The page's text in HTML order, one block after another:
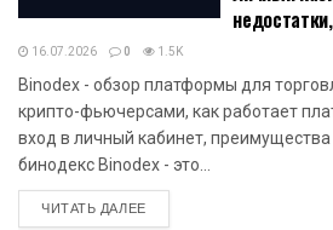
16.07.2026 0 1.5K
Binodex - обзор платформы для
крипто-фьючерсами, как работает
вход в личный кабинет,
бинодекс Binodex - это...
ЧИТАТЬ ДАЛЕЕDETAILS